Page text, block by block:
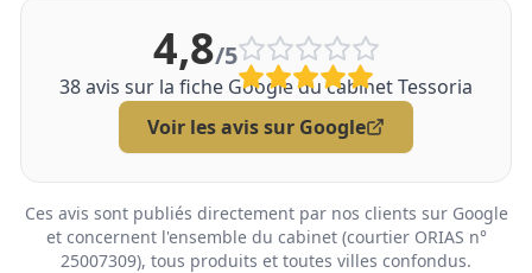
4,8/5
38avis sur la fiche Google du cabinet Tessoria
Voir les avis sur Google
Ces avis sont publiés directement par nos clients sur Google
et concernent l'ensemble du cabinet (courtier ORIAS n°
25007309), tous produits et toutes villes confondus.